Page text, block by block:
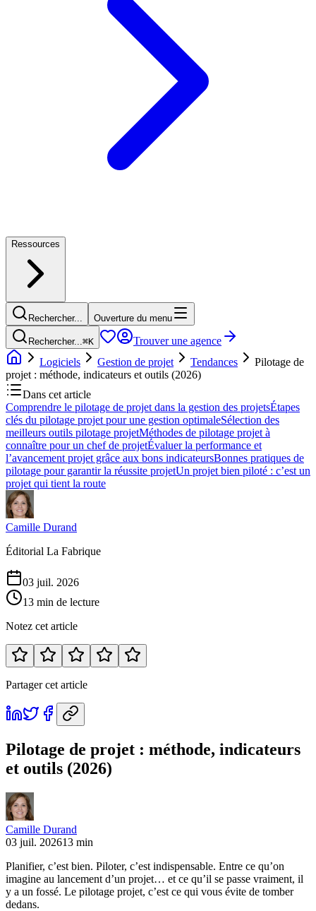
Ressources
Rechercher... Ouverture du menu
Rechercher...⌘K
Trouver une agence
Logiciels
Gestion de projet Tendances
Pilotage de
projet : méthode, indicateurs et outils (2026)
Dans cet article
Comprendre le pilotage de projet dans la gestion des projetsÉtapes
clés du pilotage projet pour une gestion optimaleSélection des
meilleurs outils pilotage projetMéthodes de pilotage projet à
connaître pour un chef de projetÉvaluer la performance et
l’avancement projet grâce aux bons indicateursBonnes pratiques de
pilotage pour garantir la réussite projetUn projet bien piloté : c’est un
projet qui tient la route
Camille Durand
Éditorial La Fabrique
03 juil. 2026
13 min de lecture
Notez cet article
Partager cet article
Pilotage de projet : méthode, indicateurs
et outils (2026)
Camille Durand
03 juil. 202613 min
Planifier, c’est bien. Piloter, c’est indispensable. Entre ce qu’on
imagine au lancement d’un projet… et ce qu’il se passe vraiment, il
y a un fossé. Le pilotage projet, c’est ce qui vous évite de tomber
dedans.